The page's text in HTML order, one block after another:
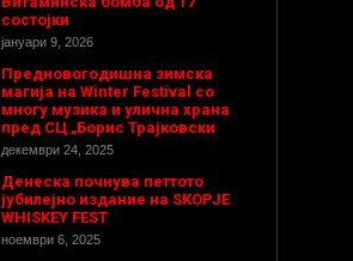
состојки
јануари 9, 2026
Предновогодишнa зимска
магија на Winter Festival со
многу музика и улична храна
пред СЦ „Борис Трајковски
декември 24, 2025
Денеска почнува петтото
јубилејно издание на SKOPJE
WHISKEY FEST
ноември 6, 2025